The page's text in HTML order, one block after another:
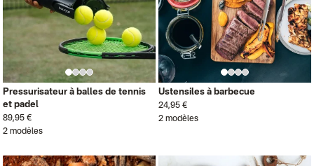
Pressurisateur à balles de tennis
et padel
89,95 €
2 modèles
Ustensiles à barbecue
24,95 €
2 modèles